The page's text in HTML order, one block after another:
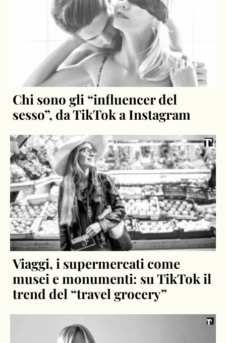
Chi sono gli “influencer del
sesso”, da TikTok a Instagram
Viaggi, i supermercati come
musei e monumenti: su TikTok il
trend del “travel grocery”